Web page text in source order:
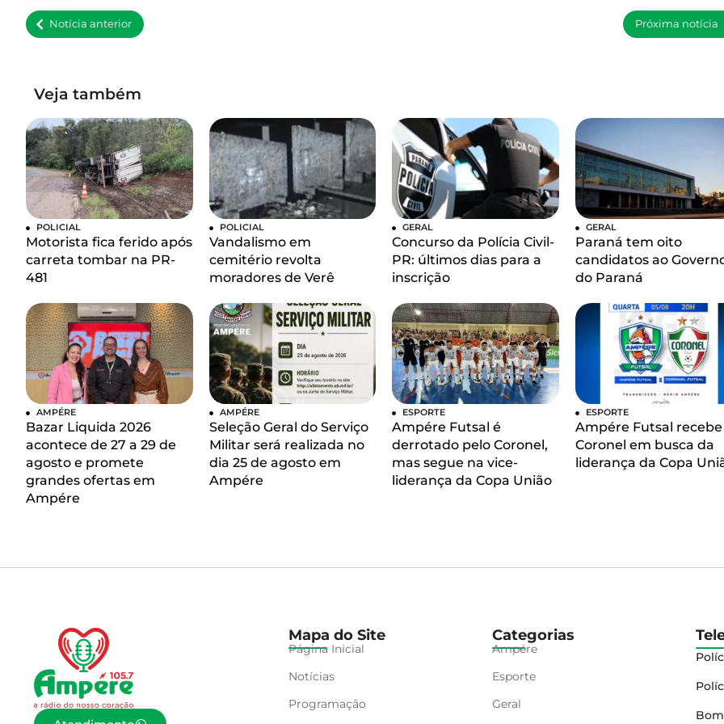
Notícia anterior Próxima notícia
Veja também
POLICIAL
Motorista fica ferido após
carreta tombar na PR-
481
POLICIAL
Vandalismo em
cemitério revolta
moradores de Verê
GERAL
Concurso da Polícia Civil-
PR: últimos dias para a
inscrição
GERAL
Paraná tem oito
candidatos ao
do Paraná
AMPÉRE
Bazar Liquida 2026
acontece de 27 a 29 de
agosto e promete
grandes ofertas em
Ampére
AMPÉRE
Seleção Geral do Serviço
Militar será realizada no
dia 25 de agosto em
Ampére
ESPORTE
Ampére Futsal é
derrotado pelo Coronel,
mas segue na vice-
liderança da Copa União
ESPORTE
Ampére Futsal recebe
Coronel em busca da
liderança da Copa
Mapa do Site
Página Inicial
Notícias
Programação
Categorias
Ampére
Esporte
Geral